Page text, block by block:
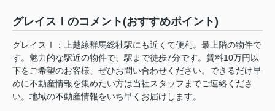
グレイスⅠのコメント(おすすめポイント)
グレイスⅠ：上越線群馬総社駅にも近くて便利。最上階の物件で
す。魅力的な駅近の物件で、駅まで徒歩7分です。賃料10万円以
下をご希望のお客様、ぜひお問い合わせください。できるだけ早
めに不動産情報を集めたい方は当社スタッフまでご連絡くださ
い。地域の不動産情報をいち早くお届けします。